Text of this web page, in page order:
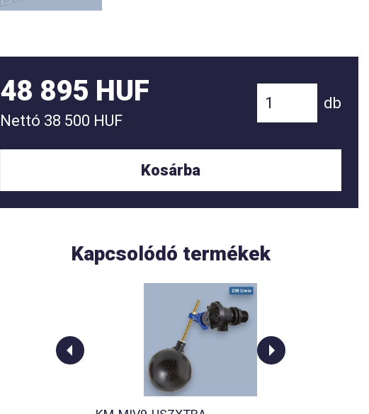
48 895 HUF
Nettó 38 500 HUF
db
Kosárba
Kapcsolódó termékek